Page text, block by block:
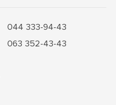
044 333-94-43
063 352-43-43